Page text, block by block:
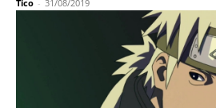
Tico - 31/08/2019